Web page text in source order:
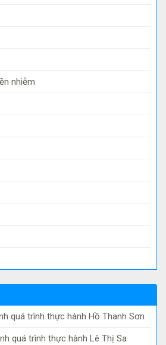
nhiễm
quá trình thực hành Hồ Thanh Sơn
quá trình thực hành Lê Thị Sa